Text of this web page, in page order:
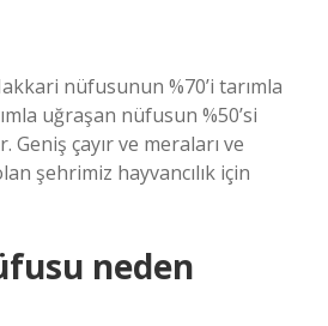
nüfusunun %70’i tarımla
uğraşan nüfusun %50’si
Geniş çayır ve meraları ve
şehrimiz hayvancılık için
neden